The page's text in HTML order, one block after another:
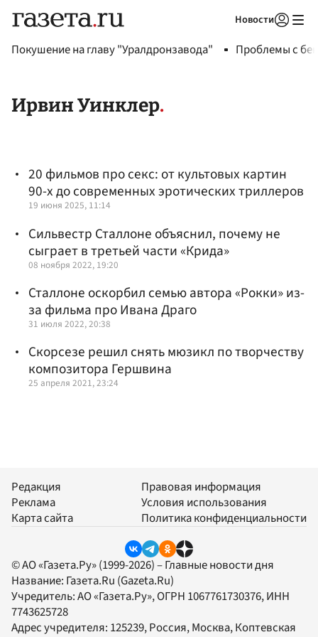
Новости
Покушение на главу "Уралдронзавода" Проблемы с
Ирвин Уинклер
20 фильмов про секс: от культовых картин
90-х до современных эротических триллеров
19 июня 2025, 11:14
Сильвестр Сталлоне объяснил, почему не
сыграет в третьей части «Крида»
08 ноября 2022, 19:20
Сталлоне оскорбил семью автора «Рокки» из-
за фильма про Ивана Драго
31 июля 2022, 20:38
Скорсезе решил снять мюзикл по творчеству
композитора Гершвина
25 апреля 2021, 23:24
Редакция
Реклама
Карта сайта
Правовая информация
Условия использования
Политика конфиденциальности
© АО «Газета.Ру» (1999-2026) – Главные новости дня
Название: Газета.Ru (Gazeta.Ru)
Учредитель:АО «Газета.Ру», ОГРН 1067761730376, ИНН
7743625728
Адрес учредителя: 125239, Россия, Москва, Коптевская